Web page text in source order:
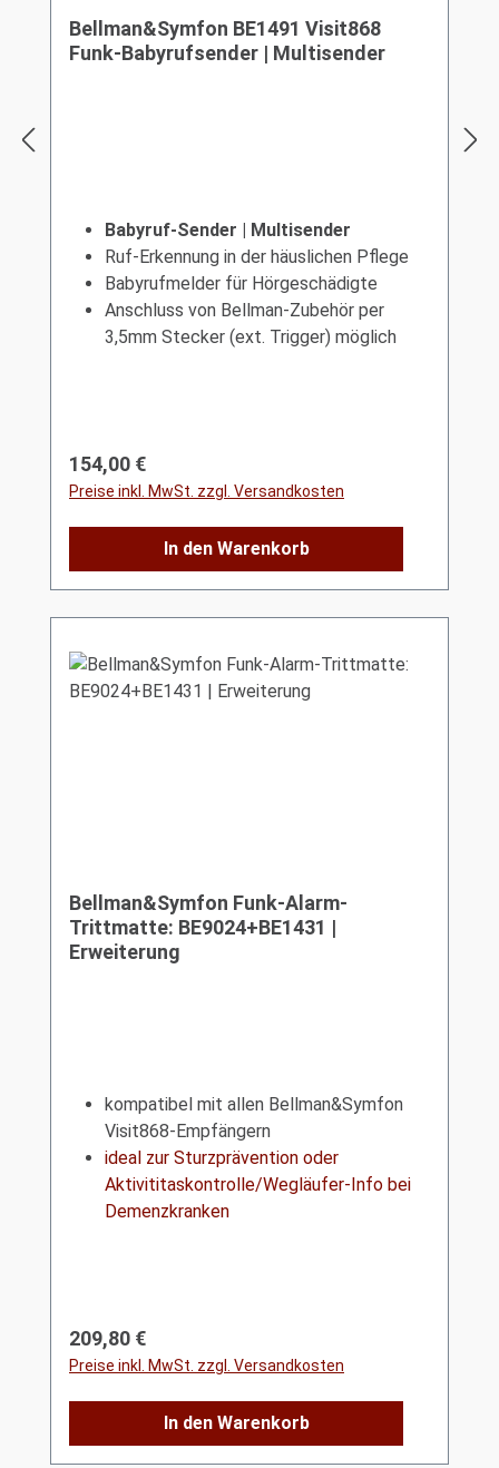
Bellman&Symfon BE1491 Visit868
Funk-Babyrufsender | Multisender
Babyruf-Sender | Multisender
Ruf-Erkennung in der häuslichen Pflege
Babyrufmelder für Hörgeschädigte
Anschluss von Bellman-Zubehör per
3,5mm Stecker (ext. Trigger) möglich
Regulärer Preis:
154,00 €
Preise inkl. MwSt. zzgl. Versandkosten
In den Warenkorb
Bellman&Symfon Funk-Alarm-
Trittmatte: BE9024+BE1431 |
Erweiterung
kompatibel mit allen Bellman&Symfon
Visit868-Empfängern
ideal zur Sturzprävention oder
Aktivititaskontrolle/Wegläufer-Info bei
Demenzkranken
Regulärer Preis:
209,80 €
Preise inkl. MwSt. zzgl. Versandkosten
In den Warenkorb